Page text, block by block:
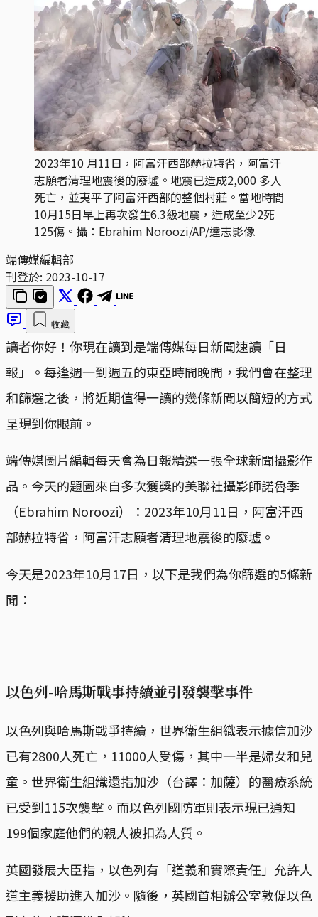
2023年10 月11日，阿富汗西部赫拉特省，阿富汗
志願者清理地震後的廢墟。地震已造成2,000 多人
死亡，並夷平了阿富汗西部的整個村莊。當地時間
10月15日早上再次發生6.3級地震，造成至少2死
125傷。攝：Ebrahim Noroozi/AP/達志影像
端傳媒編輯部
刊登於: 2023-10-17
收藏
讀者你好！你現在讀到是端傳媒每日新聞速讀「日
報」。每逢週一到週五的東亞時間晚間，我們會在整理
和篩選之後，將近期值得一讀的幾條新聞以簡短的方式
呈現到你眼前。
端傳媒圖片編輯每天會為日報精選一張全球新聞攝影作
品。今天的題圖來自多次獲獎的美聯社攝影師諾魯季
（Ebrahim Noroozi）：2023年10月11日，阿富汗西
部赫拉特省，阿富汗志願者清理地震後的廢墟。
今天是2023年10月17日，以下是我們為你篩選的5條新
聞：
以色列-哈馬斯戰事持續並引發襲擊事件
以色列與哈馬斯戰爭持續，世界衛生組織表示據信加沙
已有2800人死亡，11000人受傷，其中一半是婦女和兒
童。世界衛生組織還指加沙（台譯：加薩）的醫療系統
已受到115次襲擊。而以色列國防軍則表示現已通知
199個家庭他們的親人被扣為人質。
英國發展大臣指，以色列有「道義和實際責任」允許人
道主義援助進入加沙。隨後，英國首相辦公室敦促以色